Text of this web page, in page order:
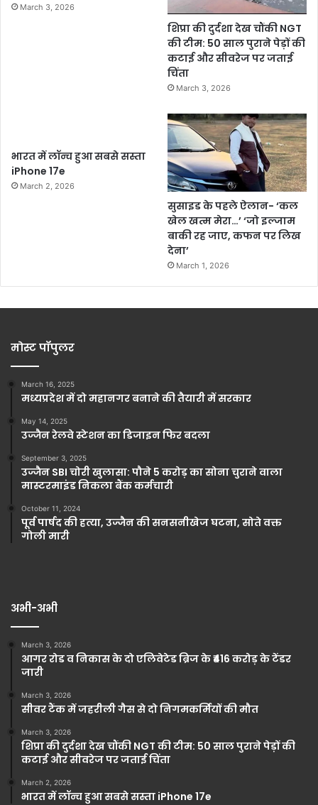
March 3, 2026
शिप्रा की दुर्दशा देख चौंकी NGT
की टीम: 50 साल पुराने पेड़ों की
कटाई और सीवरेज पर जताई
चिंता
March 3, 2026
भारत में लॉन्च हुआ सबसे सस्ता
iPhone 17e
March 2, 2026
सुसाइड के पहले ऐलान- ‘कल
खेल खत्म मेरा…’ ‘जो इल्जाम
बाकी रह जाए, कफन पर लिख
देना’
March 1, 2026
मोस्ट पॉपुलर
March 16, 2025
मध्यप्रदेश में दो महानगर बनाने की तैयारी में सरकार
May 14, 2025
उज्जैन रेलवे स्टेशन का डिजाइन फिर बदला
September 3, 2025
उज्जैन SBI चोरी खुलासा: पौने 5 करोड़ का सोना चुराने वाला
मास्टरमाइंड निकला बैंक कर्मचारी
October 11, 2024
पूर्व पार्षद की हत्या, उज्जैन की सनसनीखेज घटना, सोते वक्त
गोली मारी
अभी-अभी
March 3, 2026
आगर रोड व निकास के दो एलिवेटेड ब्रिज के ₹416 करोड़ के टेंडर
जारी
March 3, 2026
सीवर टैंक में जहरीली गैस से दो निगमकर्मियों की मौत
March 3, 2026
शिप्रा की दुर्दशा देख चौंकी NGT की टीम: 50 साल पुराने पेड़ों की
कटाई और सीवरेज पर जताई चिंता
March 2, 2026
भारत में लॉन्च हुआ सबसे सस्ता iPhone 17e